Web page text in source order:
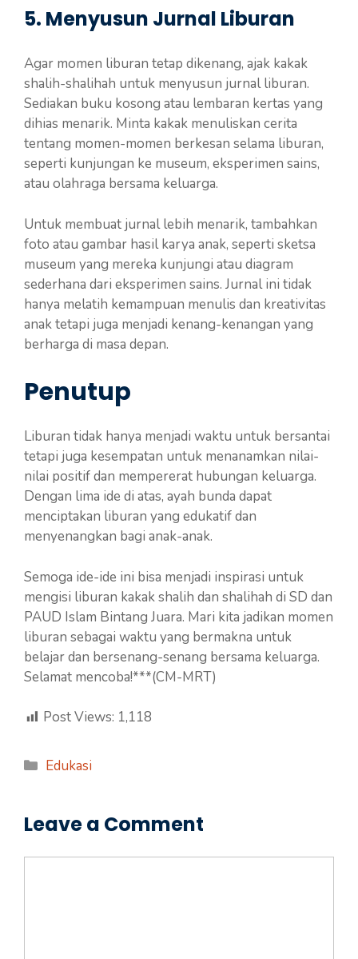
5. Menyusun Jurnal Liburan
Agar momen liburan tetap dikenang, ajak kakak
shalih-shalihah untuk menyusun jurnal liburan.
Sediakan buku kosong atau lembaran kertas yang
dihias menarik. Minta kakak menuliskan cerita
tentang momen-momen berkesan selama liburan,
seperti kunjungan ke museum, eksperimen sains,
atau olahraga bersama keluarga.
Untuk membuat jurnal lebih menarik, tambahkan
foto atau gambar hasil karya anak, seperti sketsa
museum yang mereka kunjungi atau diagram
sederhana dari eksperimen sains. Jurnal ini tidak
hanya melatih kemampuan menulis dan kreativitas
anak tetapi juga menjadi kenang-kenangan yang
berharga di masa depan.
Penutup
Liburan tidak hanya menjadi waktu untuk bersantai
tetapi juga kesempatan untuk menanamkan nilai-
nilai positif dan mempererat hubungan keluarga.
Dengan lima ide di atas, ayah bunda dapat
menciptakan liburan yang edukatif dan
menyenangkan bagi anak-anak.
Semoga ide-ide ini bisa menjadi inspirasi untuk
mengisi liburan kakak shalih dan shalihah di SD dan
PAUD Islam Bintang Juara. Mari kita jadikan momen
liburan sebagai waktu yang bermakna untuk
belajar dan bersenang-senang bersama keluarga.
Selamat mencoba!***(CM-MRT)
Post Views: 1,118
Categories
Edukasi
Leave a Comment